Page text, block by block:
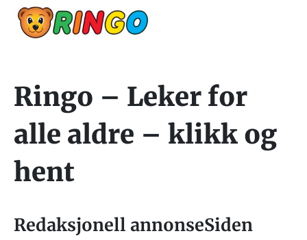
Ringo – Leker for
alle aldre – klikk og
hent
Redaksjonell annonseSiden